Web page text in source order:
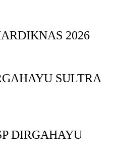
2026
SULTRA
DIRGAHAYU